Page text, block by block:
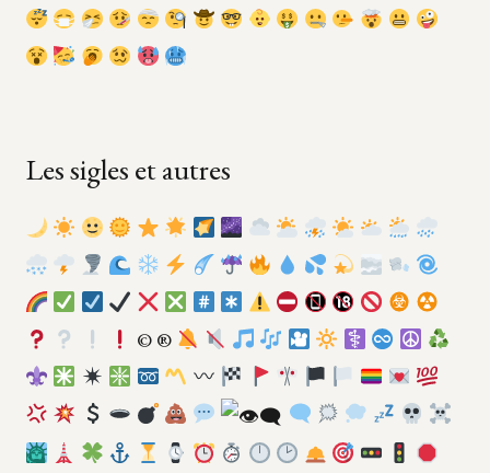
Les sigles et autres
©️ ®️